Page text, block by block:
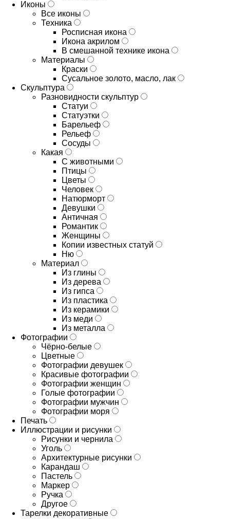
Иконы
Все иконы
Техника
Росписная икона
Икона акрилом
В смешанной технике икона
Материалы
Краски
Сусальное золото, масло, лак
Скульптура
Разновидности скульптур
Статуи
Статуэтки
Барельеф
Рельеф
Сосуды
Какая
С животными
Птицы
Цветы
Человек
Натюрморт
Девушки
Античная
Романтик
Женщины
Копии известных статуй
Ню
Материал
Из глины
Из дерева
Из гипса
Из пластика
Из керамики
Из меди
Из металла
Фотографии
Чёрно-белые
Цветные
Фотографии девушек
Красивые фотографии
Фотографии женщин
Голые фотографии
Фотографии мужчин
Фотографии моря
Печать
Иллюстрации и рисунки
Рисунки и чернила
Уголь
Архитектурные рисунки
Карандаш
Пастель
Маркер
Ручка
Другое
Тарелки декоративные